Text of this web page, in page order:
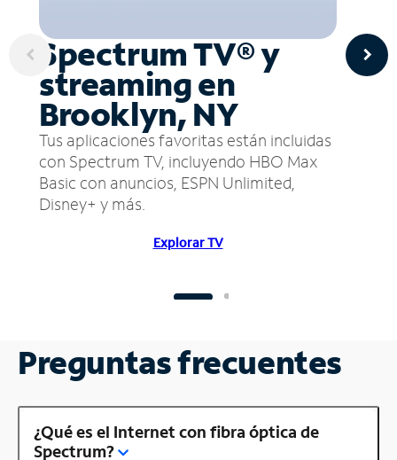
Spectrum TV® y
streaming en
Brooklyn, NY
Tus aplicaciones favoritas están incluidas
con Spectrum TV, incluyendo HBO Max
Basic con anuncios, ESPN Unlimited,
Disney+ y más.
Explorar TV
Preguntas frecuentes
¿Qué es el Internet con fibra óptica de
Spectrum?